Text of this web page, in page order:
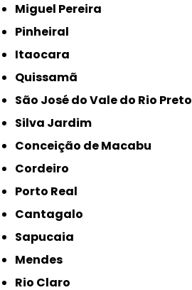
Miguel Pereira
Pinheiral
Itaocara
Quissamã
São José do Vale do Rio Preto
Silva Jardim
Conceição de Macabu
Cordeiro
Porto Real
Cantagalo
Sapucaia
Mendes
Rio Claro